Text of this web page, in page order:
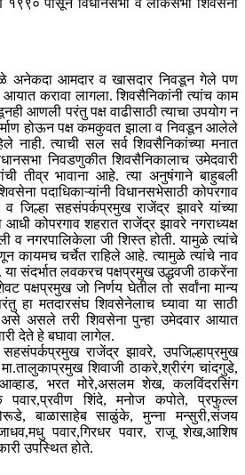
अनेकदा आमदार व खासदार निवडून गेले पण
करावा लागला. शिवसैनिकांनी त्यांच काम
आणली परंतु पक्ष वाढीसाठी त्याचा उपयोग न
होऊन पक्ष कमकुवत झाला व निवडून आलेले
नाही. त्याची सल सर्व शिवसैनिकांच्या मनात
निवडणुकीत शिवसैनिकालाच उमेदवारी
तीव्र भावाना आहे. त्या अनुषंगाने बाहुबली
पदाधिकाऱ्यांनी विधानसभेसाठी कोपरगाव
व जिल्हा सहसंपर्कप्रमुख राजेंद्र झावरे यांच्या
आधी कोपरगाव शहरात राजेंद्र झावरे नगराध्यक्ष
व नगरपालिकेला जी शिस्त होती. यामुळे त्यांचे
कायमच चर्चेत राहिले आहे. त्यामुळे त्यांचे नाव
संदर्भात लवकरच पक्षप्रमुख उद्धवजी ठाकरेंना
पक्षप्रमुख जो निर्णय घेतील तो सर्वांना मान्य
हा मतदारसंघ शिवसेनेलाच घ्यावा या साठी
असे असले तरी शिवसेना पुन्हा उमेदवार आयात
देते हे बघावा लागेल.
राजेंद्र झावरे, उपजिल्हाप्रमुख
शिवाजी ठाकरे,श्रीरंग चांदगुडे,
भरत मोरे,असलम शेख, कलविंदरसिंग
पवार,प्रवीण शिंदे, मनोज कपोते, प्रफुल्ल
बाळासाहेब साळुंके, मुन्ना मन्सुरी,संजय
पवार,गिरधर पवार, राजू शेख,आशिष
उपस्थित होते.